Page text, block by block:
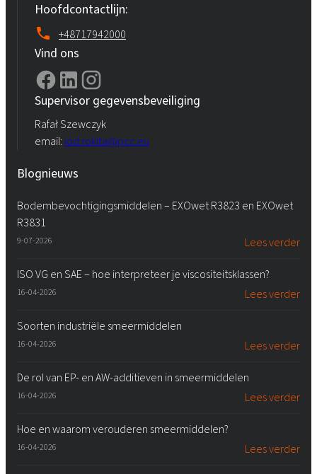
Hoofdcontactlijn:
+48717942000
Vind ons
Supervisor gegevensbeveiliging
Rafał Szewczyk
email: iod.rokita@pcc.eu
Blognieuws
Bodembevochtigingsmiddelen – EXOwet R3823 en EXOwet
R3831
9-07-2026 Lees verder
ISO VG en SAE – hoe interpreteer je viscositeitsklassen?
16-04-2026 Lees verder
Soorten industriële smeermiddelen
16-04-2026 Lees verder
De rol van EP- en AW-additieven in smeermiddelen
16-04-2026 Lees verder
Hoe en waarom verouderen smeermiddelen?
16-04-2026 Lees verder